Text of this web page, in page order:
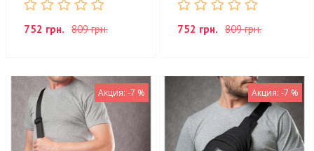
752 грн. 809 грн. 752 грн. 809 грн.
Акция: -7 % Акция: -7 %